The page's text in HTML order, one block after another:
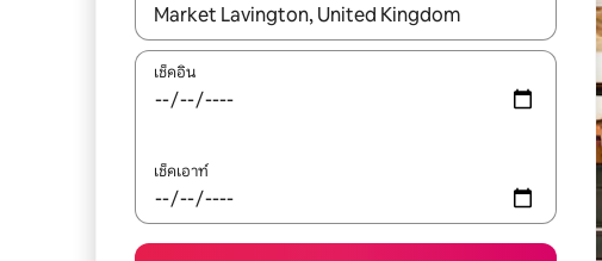
ใช้ลูกศรขึ้นลง หรือใช้การสัมผัสหรือปัด เพื่อสำรวจผลการค้นหา
เช็คอิน
เช็คเอาท์